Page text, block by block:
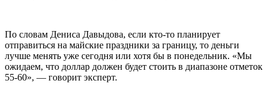
По словам Дениса Давыдова, если кто-то планирует
отправиться на майские праздники за границу, то деньги
лучше менять уже сегодня или хотя бы в понедельник. «Мы
ожидаем, что доллар должен будет стоить в диапазоне отметок
55-60», — говорит эксперт.